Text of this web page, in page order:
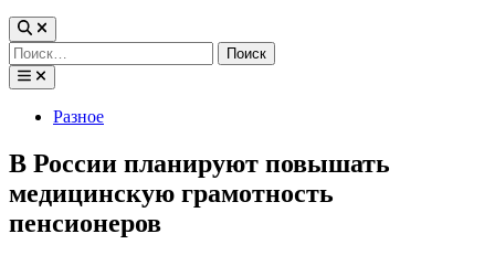
Найти:
PostedРазное
В России планируют повышать
медицинскую грамотность
пенсионеров